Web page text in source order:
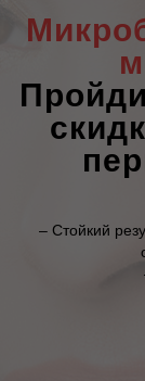
– Стойкий